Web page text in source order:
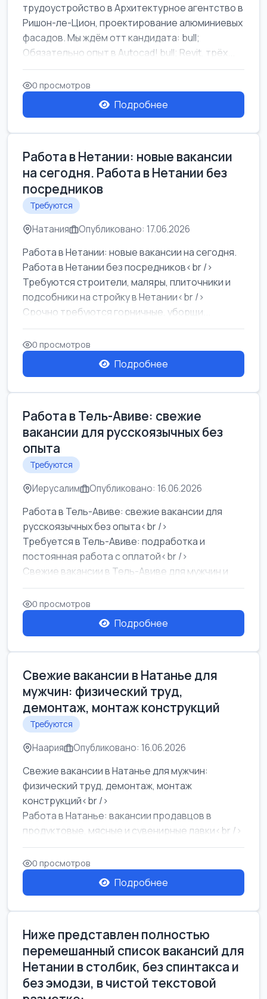
трудоустройство в Архитектурное агентство в
Ришон-ле-Цион, проектирование алюминиевых
фасадов. Мы ждём отт кандидата: bull;
Обязательно опыт в Autocad! bull; Revit, трёх...
0 просмотров
Подробнее
Работа в Нетании: новые вакансии
на сегодня. Работа в Нетании без
посредников
Требуются
Натания Опубликовано: 17.06.2026
Работа в Нетании: новые вакансии на сегодня.
Работа в Нетании без посредников<br />
Требуются строители, маляры, плиточники и
подсобники на стройку в Нетании<br />
Срочно требуются горничные, уборщи...
0 просмотров
Подробнее
Работа в Тель-Авиве: свежие
вакансии для русскоязычных без
опыта
Требуются
Иерусалим Опубликовано: 16.06.2026
Работа в Тель-Авиве: свежие вакансии для
русскоязычных без опыта<br />
Требуется в Тель-Авиве: подработка и
постоянная работа с оплатой<br />
Свежие вакансии в Тель-Авиве для мужчин и
женщин от хозя...
0 просмотров
Подробнее
Свежие вакансии в Натанье для
мужчин: физический труд,
демонтаж, монтаж конструкций
Требуются
Наария Опубликовано: 16.06.2026
Свежие вакансии в Натанье для мужчин:
физический труд, демонтаж, монтаж
конструкций<br />
Работа в Натанье: вакансии продавцов в
продуктовые, мясные и сувенирные лавки<br />
Разнорабочий на сборку м...
0 просмотров
Подробнее
Ниже представлен полностью
перемешанный список вакансий для
Нетании в столбик, без спинтакса и
без эмодзи, в чистой текстовой